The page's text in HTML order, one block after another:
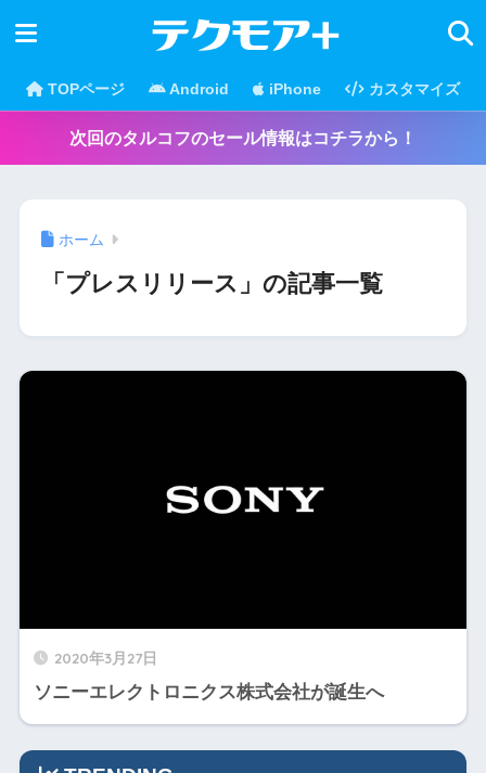
TOPページ Android iPhone カスタマイズ
次回のタルコフのセール情報はコチラから！
ホーム
「プレスリリース」の記事一覧
2020年3月27日
ソニーエレクトロニクス株式会社が誕生へ